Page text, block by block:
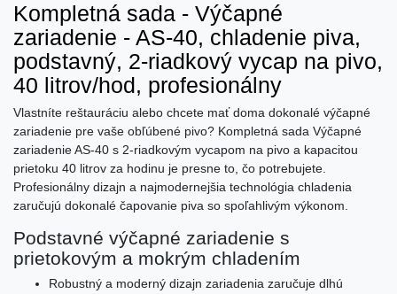
Kompletná sada - Výčapné
zariadenie - AS-40, chladenie piva,
podstavný, 2-riadkový vycap na pivo,
40 litrov/hod, profesionálny
Vlastníte reštauráciu alebo chcete mať doma dokonalé výčapné
zariadenie pre vaše obľúbené pivo? Kompletná sada Výčapné
zariadenie AS-40 s 2-riadkovým vycapom na pivo a kapacitou
prietoku 40 litrov za hodinu je presne to, čo potrebujete.
Profesionálny dizajn a najmodernejšia technológia chladenia
zaručujú dokonalé čapovanie piva so spoľahlivým výkonom.
Podstavné výčapné zariadenie s
prietokovým a mokrým chladením
Robustný a moderný dizajn zariadenia zaručuje dlhú